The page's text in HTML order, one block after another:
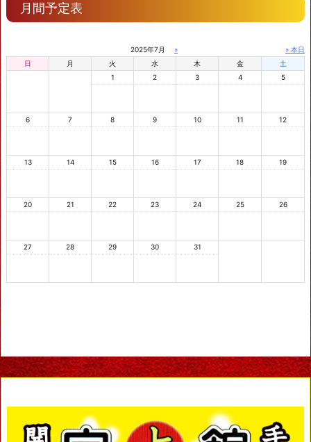
月間予定表
2025年7月 »
» 本日
日
月 火 水 木 金
土
1
2 3 4 5
6 7 8 9 10 11 12
13 14 15 16 17 18 19
20 21 22 23 24 25 26
27 28 29 30 31